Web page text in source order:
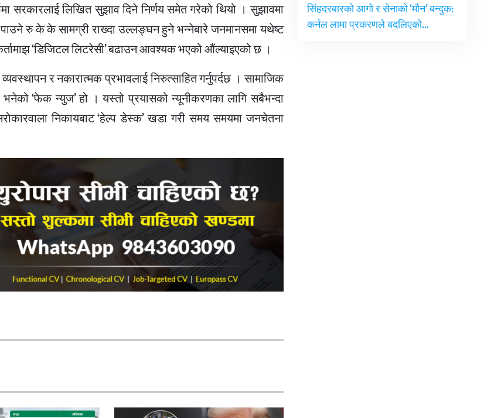
सरकारलाई लिखित सुझाव दिने निर्णय समेत गरेको थियो । सुझावमा
रु के के सामग्री राख्दा उल्लङ्घन हुने भन्नेबारे जनमानसमा यथेष्ट
‘डिजिटल लिटरेसी’ बढाउन आवश्यक भएको औंल्याइएको छ ।
र नकारात्मक प्रभावलाई निरुत्साहित गर्नुपर्दछ । सामाजिक
‘फेक न्युज’ हो । यस्तो प्रयासको न्यूनीकरणका लागि सबैभन्दा
निकायबाट ‘हेल्प डेस्क’ खडा गरी समय समयमा जनचेतना
सिंहदरबारको आगो र सेनाको ‘मौन’ बन्दुक:
कर्नल लामा प्रकरणले बदलिएको…